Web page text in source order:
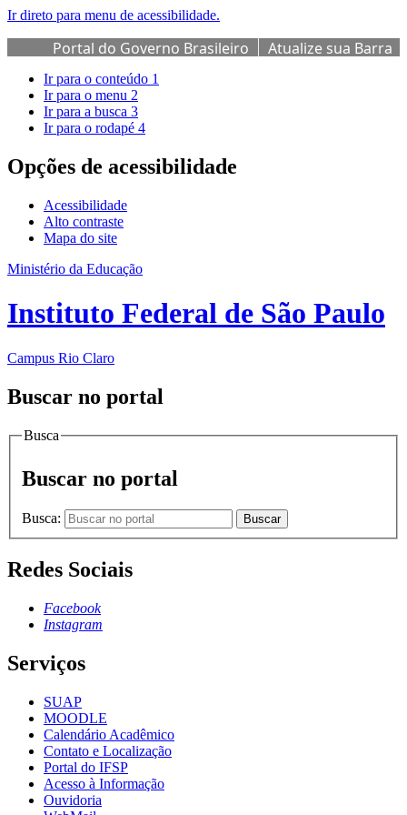
Ir direto para menu de acessibilidade.
Portal do Governo Brasileiro
Atualize sua Barra
de Governo
Ir para o conteúdo 1
Ir para o menu 2
Ir para a busca 3
Ir para o rodapé 4
Opções de acessibilidade
Acessibilidade
Alto contraste
Mapa do site
Ministério da Educação
Instituto Federal de São Paulo
Campus Rio Claro
Buscar no portal
Busca
Buscar no portal
Busca: Buscar
Redes Sociais
Facebook
Instagram
Serviços
SUAP
MOODLE
Calendário Acadêmico
Contato e Localização
Portal do IFSP
Acesso à Informação
Ouvidoria